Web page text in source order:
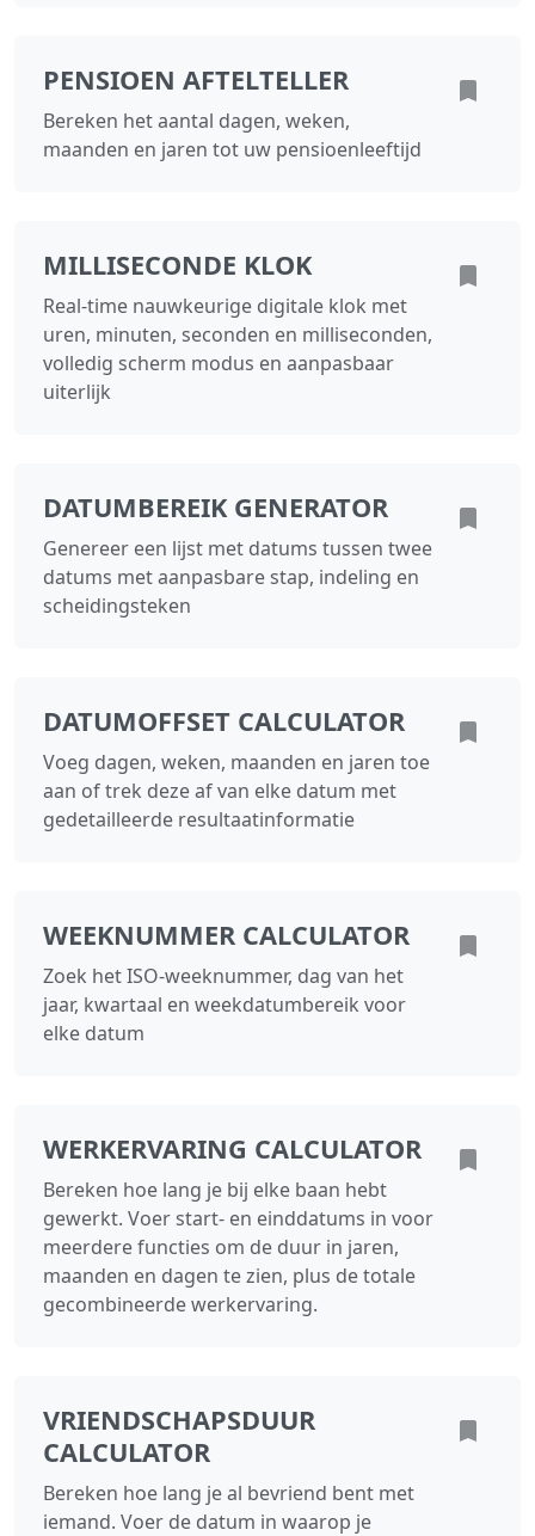
PENSIOEN AFTELTELLER
Bereken het aantal dagen, weken,
maanden en jaren tot uw pensioenleeftijd
MILLISECONDE KLOK
Real-time nauwkeurige digitale klok met
uren, minuten, seconden en milliseconden,
volledig scherm modus en aanpasbaar
uiterlijk
DATUMBEREIK GENERATOR
Genereer een lijst met datums tussen twee
datums met aanpasbare stap, indeling en
scheidingsteken
DATUMOFFSET CALCULATOR
Voeg dagen, weken, maanden en jaren toe
aan of trek deze af van elke datum met
gedetailleerde resultaatinformatie
WEEKNUMMER CALCULATOR
Zoek het ISO-weeknummer, dag van het
jaar, kwartaal en weekdatumbereik voor
elke datum
WERKERVARING CALCULATOR
Bereken hoe lang je bij elke baan hebt
gewerkt. Voer start- en einddatums in voor
meerdere functies om de duur in jaren,
maanden en dagen te zien, plus de totale
gecombineerde werkervaring.
VRIENDSCHAPSDUUR
CALCULATOR
Bereken hoe lang je al bevriend bent met
iemand. Voer de datum in waarop je